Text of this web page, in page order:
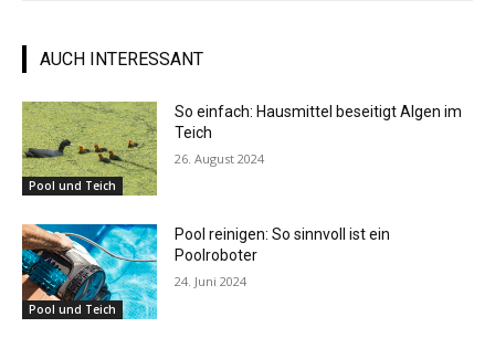
AUCH INTERESSANT
Pool und Teich
So einfach: Hausmittel beseitigt Algen im
Teich
26. August 2024
Pool und Teich
Pool reinigen: So sinnvoll ist ein
Poolroboter
24. Juni 2024